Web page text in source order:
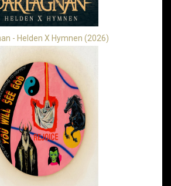
- Helden X Hymnen (2026)